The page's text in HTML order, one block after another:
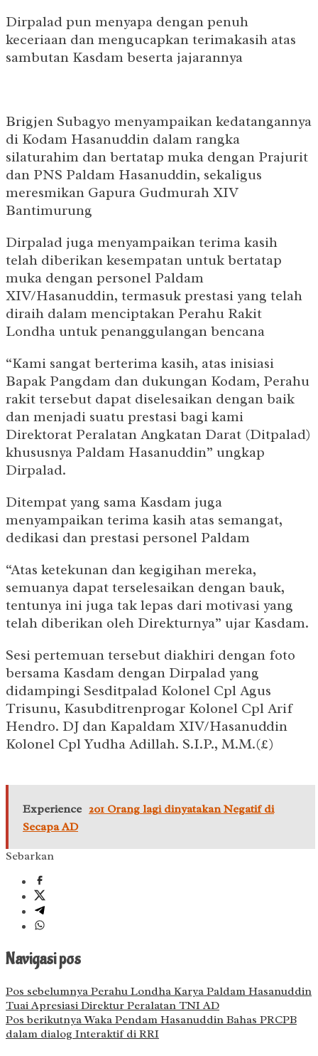
Dirpalad pun menyapa dengan penuh
keceriaan dan mengucapkan terimakasih atas
sambutan Kasdam beserta jajarannya
Brigjen Subagyo menyampaikan kedatangannya
di Kodam Hasanuddin dalam rangka
silaturahim dan bertatap muka dengan Prajurit
dan PNS Paldam Hasanuddin, sekaligus
meresmikan Gapura Gudmurah XIV
Bantimurung
Dirpalad juga menyampaikan terima kasih
telah diberikan kesempatan untuk bertatap
muka dengan personel Paldam
XIV/Hasanuddin, termasuk prestasi yang telah
diraih dalam menciptakan Perahu Rakit
Londha untuk penanggulangan bencana
“Kami sangat berterima kasih, atas inisiasi
Bapak Pangdam dan dukungan Kodam, Perahu
rakit tersebut dapat diselesaikan dengan baik
dan menjadi suatu prestasi bagi kami
Direktorat Peralatan Angkatan Darat (Ditpalad)
khususnya Paldam Hasanuddin” ungkap
Dirpalad.
Ditempat yang sama Kasdam juga
menyampaikan terima kasih atas semangat,
dedikasi dan prestasi personel Paldam
“Atas ketekunan dan kegigihan mereka,
semuanya dapat terselesaikan dengan bauk,
tentunya ini juga tak lepas dari motivasi yang
telah diberikan oleh Direkturnya” ujar Kasdam.
Sesi pertemuan tersebut diakhiri dengan foto
bersama Kasdam dengan Dirpalad yang
didampingi Sesditpalad Kolonel Cpl Agus
Trisunu, Kasubditrenprogar Kolonel Cpl Arif
Hendro. DJ dan Kapaldam XIV/Hasanuddin
Kolonel Cpl Yudha Adillah. S.I.P., M.M.(£)
Experience 201 Orang lagi dinyatakan Negatif di
Secapa AD
Sebarkan
Navigasi pos
Pos sebelumnya Perahu Londha Karya Paldam Hasanuddin
Tuai Apresiasi Direktur Peralatan TNI AD
Pos berikutnyaWaka Pendam Hasanuddin Bahas PRCPB
dalam dialog Interaktif di RRI